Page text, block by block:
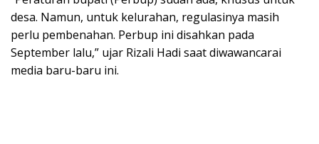
desa. Namun, untuk kelurahan, regulasinya masih
perlu pembenahan. Perbup ini disahkan pada
September lalu,” ujar Rizali Hadi saat diwawancarai
media baru-baru ini.